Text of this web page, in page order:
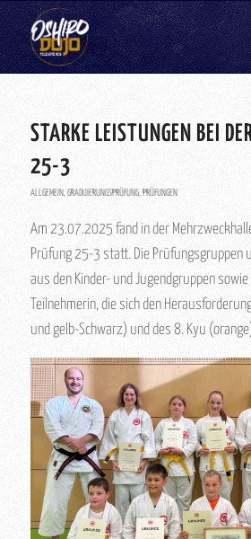
STARKE LEISTUNGEN BEI
25-3
ALLGEMEIN, GRADUIERUNGSPRÜFUNG, PRÜFUNGEN
Am 23.07.2025 fand in der
Prüfung 25-3 statt. Die Prüfungsgruppen
aus den Kinder- und Jugendgruppen
Teilnehmerin, die sich den
und gelb-Schwarz) und des 8. Kyu